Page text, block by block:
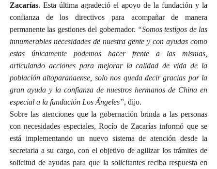
Zacarías. Esta última agradeció el apoyo de la fundación y la
confianza de los directivos para acompañar de manera
permanente las gestiones del gobernador. “Somos testigos de las
innumerables necesidades de nuestra gente y con ayudas como
estas únicamente podemos hacer frente a las mismas,
articulando acciones para mejorar la calidad de vida de la
población altoparanaense, solo nos queda decir gracias por la
gran ayuda y la confianza de nuestros hermanos de China en
especial a la fundación Los Ángeles”, dijo.
Sobre las atenciones que la gobernación brinda a las personas
con necesidades especiales, Rocío de Zacarías informó que se
está implementando un nuevo sistema de atención desde la
secretaria a su cargo, con el objetivo de agilizar los trámites de
solicitud de ayudas para que la solicitantes reciba respuesta en